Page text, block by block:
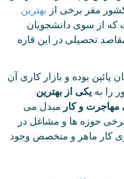
مقر برخی از بهترین
از سوی دانشجویان
تحصیلی در این قاره
پائین بوده و بازار کاری آن
را بهیکی از بهترین
و کارمبدل می
حوزه ها و مشاغل در
کار ماهر و متخصص وجود